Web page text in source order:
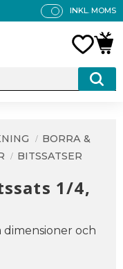
P
A
S
INKL. MOMS
BORRA &
BITSSATSER
1/4,
dimensioner och